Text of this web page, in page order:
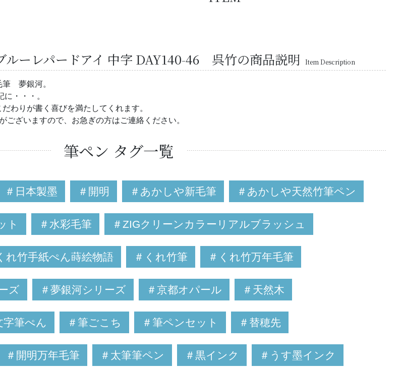
ルーレパードアイ 中字 DAY140-46 呉竹の商品説明 Item Description
筆 夢銀河。
・・・。
わりが書く喜びを満たしてくれます。
ございますので、お急ぎの方はご連絡ください。
筆ペン タグ一覧
＃日本製墨 ＃開明 ＃あかしや新毛筆 ＃あかしや天然竹筆ペン
ト ＃水彩毛筆 ＃ZIGクリーンカラーリアルブラッシュ
れ竹手紙ぺん蒔絵物語 ＃くれ竹筆 ＃くれ竹万年毛筆
ズ ＃夢銀河シリーズ ＃京都オパール ＃天然木
字筆ぺん ＃筆ごこち ＃筆ペンセット ＃替穂先
＃開明万年毛筆 ＃太筆筆ペン ＃黒インク ＃うす墨インク